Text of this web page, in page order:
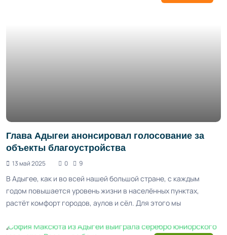
Глава Адыгеи анонсировал голосование за
объекты благоустройства
13 май 2025 0 9
В Адыгее, как и во всей нашей большой стране, с каждым
годом повышается уровень жизни в населённых пунктах,
растёт комфорт городов, аулов и сёл. Для этого мы